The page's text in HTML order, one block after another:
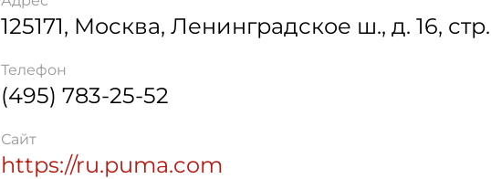
125171, Москва, Ленинградское ш., д. 16,
Телефон
(495) 783-25-52
Сайт
https://ru.puma.com